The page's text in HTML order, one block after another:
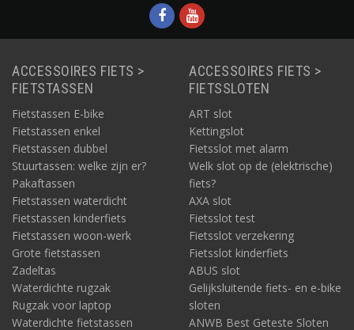
Exclusive fietszitjes van
Bobike.
ACCESSOIRES FIETS >
FIETSTASSEN
Fietstassen E-bike
Fietstassen enkel
Fietstassen dubbel
Stuurtassen: welke zijn er?
Pakaftassen
Fietstassen waterdicht
Fietstassen kinderfiets
Fietstassen woon-werk
Grote fietstassen
Zadeltas
Waterdichte rugzak
Rugzak voor laptop
Waterdichte fietstassen
ACCESSOIRES FIETS >
FIETSSLOTEN
ART slot
Kettingslot
Fietsslot met alarm
Welk slot op de (elektrische)
fiets?
AXA slot
Fietsslot test
Fietsslot verzekering
Fietsslot kinderfiets
ABUS slot
Gelijksluitende fiets- en e-bike
sloten
ANWB Best Geteste Sloten